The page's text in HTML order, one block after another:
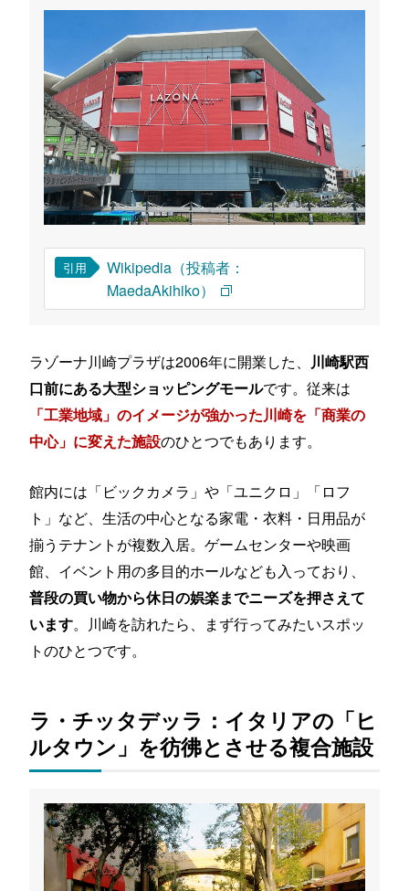
引用
Wikipedia（投稿者：
MaedaAkihiko）
ラゾーナ川崎プラザは2006年に開業した、 川崎駅西
口前にある大型ショッピングモールです。従来は
「工業地域」のイメージが強かった川崎を「商業の
中心」に変えた施設のひとつでもあります。
館内には「ビックカメラ」や「ユニクロ」「ロフ
ト」など、生活の中心となる家電・衣料・日用品が
揃うテナントが複数入居。ゲームセンターや映画
館、イベント用の多目的ホールなども入っており、
普段の買い物から休日の娯楽までニーズを押さえて
います。川崎を訪れたら、まず行ってみたいスポッ
トのひとつです。
ラ・チッタデッラ：イタリアの「ヒ
ルタウン」を彷彿とさせる複合施設